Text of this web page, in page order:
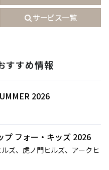
サービス一覧
すすめ情報
2026
プ フォー・キッズ 2026
ズ、虎ノ門ヒルズ、アークヒ